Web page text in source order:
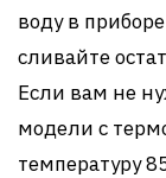
воду в
сливайте
Если вам не
модели с
температуру